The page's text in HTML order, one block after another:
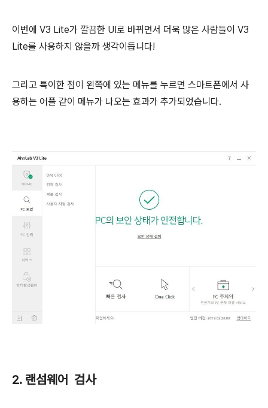
이번에 V3 Lite가 깔끔한 UI로 바뀌면서 더욱 많은 사람들이 V3
Lite를 사용하지 않을까 생각이듭니다!
그리고 특이한 점이 왼쪽에 있는 메뉴를 누르면 스마트폰에서 사
용하는 어플 같이 메뉴가 나오는 효과가 추가되었습니다.
2. 랜섬웨어 검사